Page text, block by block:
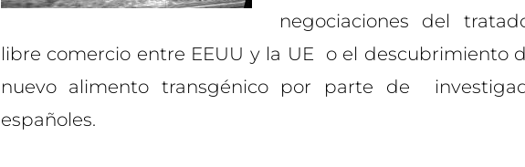
negociaciones del
libre comercio entre EEUU y la UE o el descubrimiento
nuevo alimento transgénico por parte de
españoles.